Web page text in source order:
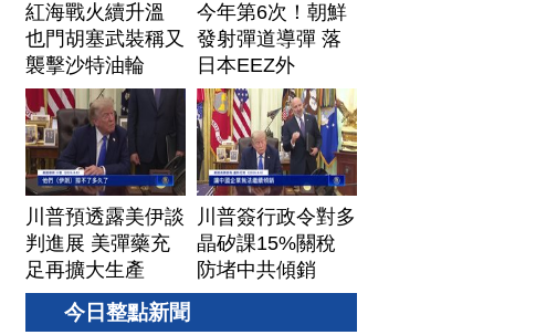
紅海戰火續升溫
也門胡塞武裝稱又
襲擊沙特油輪
今年第6次！朝鮮
發射彈道導彈 落
日本EEZ外
川普預透露美伊談
判進展 美彈藥充
足再擴大生產
川普簽行政令對多
晶矽課15%關稅
防堵中共傾銷
今日整點新聞